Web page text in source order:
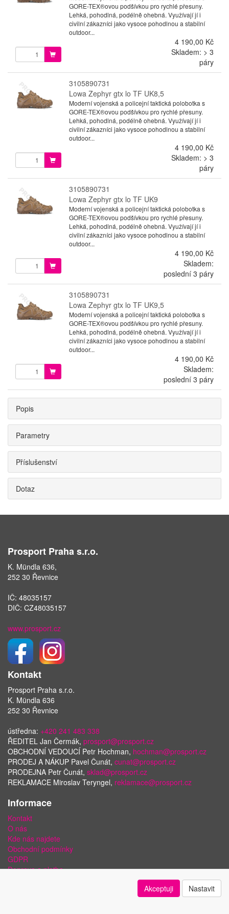
GORE-TEX®ovou podšívkou pro rychlé přesuny.
Lehká, pohodlná, podélně ohebná. Využívají jí i
civilní zákazníci jako vysoce pohodlnou a stabilní
outdoor...
4 190,00 Kč
Skladem: > 3
páry
3105890731
Lowa Zephyr gtx lo TF UK8,5
Moderní vojenská a policejní taktická polobotka s
GORE-TEX®ovou podšívkou pro rychlé přesuny.
Lehká, pohodlná, podélně ohebná. Využívají jí i
civilní zákazníci jako vysoce pohodlnou a stabilní
outdoor...
4 190,00 Kč
Skladem: > 3
páry
3105890731
Lowa Zephyr gtx lo TF UK9
Moderní vojenská a policejní taktická polobotka s
GORE-TEX®ovou podšívkou pro rychlé přesuny.
Lehká, pohodlná, podélně ohebná. Využívají jí i
civilní zákazníci jako vysoce pohodlnou a stabilní
outdoor...
4 190,00 Kč
Skladem:
poslední 3 páry
3105890731
Lowa Zephyr gtx lo TF UK9,5
Moderní vojenská a policejní taktická polobotka s
GORE-TEX®ovou podšívkou pro rychlé přesuny.
Lehká, pohodlná, podélně ohebná. Využívají jí i
civilní zákazníci jako vysoce pohodlnou a stabilní
outdoor...
4 190,00 Kč
Skladem:
poslední 3 páry
Popis
Parametry
Příslušenství
Dotaz
Prosport Praha s.r.o.
K. Mündla 636,
252 30 Řevnice
IČ: 48035157
DIČ: CZ48035157
www.prosport.cz
Kontakt
Prosport Praha s.r.o.
K. Mündla 636
252 30 Řevnice
ústředna: +420 241 483 338
ŘEDITEL Jan Čermák, prosport@prosport.cz
OBCHODNÍ VEDOUCÍ Petr Hochman, hochman@prosport.cz
PRODEJ A NÁKUP Pavel Čunát, cunat@prosport.cz
PRODEJNA Petr Čunát, sklad@prosport.cz
REKLAMACE Miroslav Teryngel, reklamace@prosport.cz
Informace
Kontakt
O nás
Kde nás najdete
Obchodní podmínky
GDPR
Doprava a platba
Akceptuji Nastavit